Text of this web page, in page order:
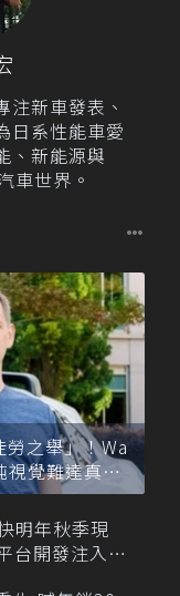
注新車發表、
日系性能車愛
、新能源與
車世界。
勞之舉」！Wa
覺難達真正
明年秋季現
台開發注入80